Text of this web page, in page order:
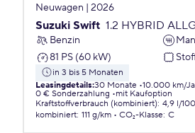
Neuwagen | 2026
Suzuki Swift 1.2 HYBRID
Benzin
81 PS (60 kW)
in 3 bis 5 Monaten
Leasingdetails:30 Monate 10.000 km/
0 € Sonderzahlung
mit Kaufoption
Kraftstoffverbrauch (kombiniert): 4,9 l/
kombiniert: 111 g/km CO₂-Klasse: C